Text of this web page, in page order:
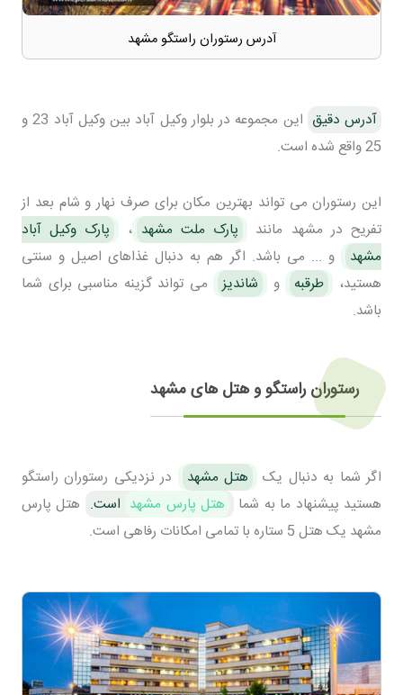
آدرس رستوران راستگو مشهد
آدرس دقیق
این مجموعه در بلوار وکیل آباد بین وکیل آباد 23 و
25 واقع شده است.
این رستوران می تواند بهترین مکان برای صرف نهار و شام بعد از
تفریح در مشهد مانند
پارک ملت مشهد ،
پارک وکیل آباد
مشهد
و ... می باشد. اگر هم به دنبال غذاهای اصیل و سنتی
هستید،
طرقبه و شاندیز
می تواند گزینه مناسبی برای شما
باشد.
رستوران راستگو و هتل های مشهد
اگر شما به دنبال یک هتل مشهد
در نزدیکی رستوران راستگو
هستید پیشنهاد ما به شما
هتل پارس مشهد است. هتل پارس
مشهد یک هتل 5 ستاره با تمامی امکانات رفاهی است.